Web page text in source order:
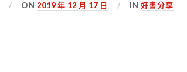
ON 2019 年 12 月 17 日 IN好書分享